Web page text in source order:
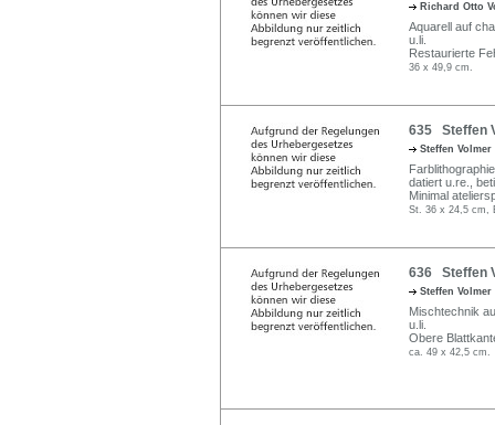
Richard Otto
Aquarell auf
u.li.
Restaurierte
36 x 49,9 cm.
635 Steffen
Steffen Volmer
datiert u.re.,
Minimal
St. 36 x 24,5 cm,
636 Steffen
Steffen Volmer
Mischtechnik
u.li.
Obere
ca. 49 x 42,5 cm.